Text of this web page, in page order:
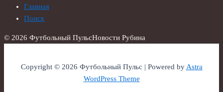
Главная
Поиск
© 2026 Футбольный ПульсНовости Рубина
Copyright © 2026 Футбольный Пульс | Powered byAstra
WordPress Theme